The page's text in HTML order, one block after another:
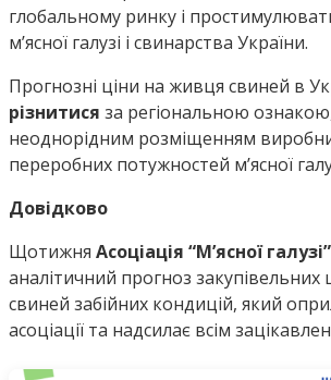
глобальному ринку і
мʼясної галузі і свинарства України.
Прогнозні ціни на живця свиней в
різнитися за регіональною
неоднорідним розміщенням
переробних потужностей м’ясної
Довідково
Щотижня Асоціація “М’ясної галузі”
аналітичний прогноз закупівельних
свиней забійних кондицій, який
асоціації та надсилає всім